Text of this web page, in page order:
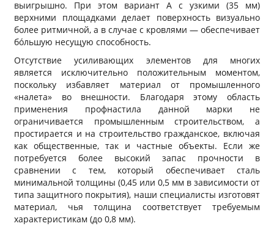
выигрышно. При этом вариант A с узкими (35 мм)
верхними площадками делает поверхность визуально
более ритмичной, а в случае с кровлями — обеспечивает
бóльшую несущую способность.
Отсутствие усиливающих элементов для многих
является исключительно положительным моментом,
поскольку избавляет материал от промышленного
«налета» во внешности. Благодаря этому область
применения профнастила данной марки не
ограничивается промышленным строительством, а
простирается и на строительство гражданское, включая
как общественные, так и частные объекты. Если же
потребуется более высокий запас прочности в
сравнении с тем, который обеспечивает сталь
минимальной толщины (0,45 или 0,5 мм в зависимости от
типа защитного покрытия), наши специалисты изготовят
материал, чья толщина соответствует требуемым
характеристикам (до 0,8 мм).